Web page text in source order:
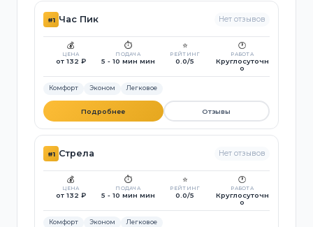
#1 Час Пик Нет отзывов
💰
ЦЕНА
от 132 ₽
⏱️
ПОДАЧА
5 - 10 мин мин
⭐
РЕЙТИНГ
0.0/5
🕐
РАБОТА
Круглосуточн
о
Комфорт Эконом Легковое
Подробнее Отзывы
#1 Стрела Нет отзывов
💰
ЦЕНА
от 132 ₽
⏱️
ПОДАЧА
5 - 10 мин мин
⭐
РЕЙТИНГ
0.0/5
🕐
РАБОТА
Круглосуточн
о
Комфорт Эконом Легковое